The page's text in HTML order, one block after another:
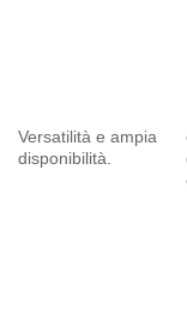
Versatilità e ampia
disponibilità.